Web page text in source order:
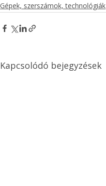
Gépek, szerszámok, technológiák
Kapcsolódó bejegyzések